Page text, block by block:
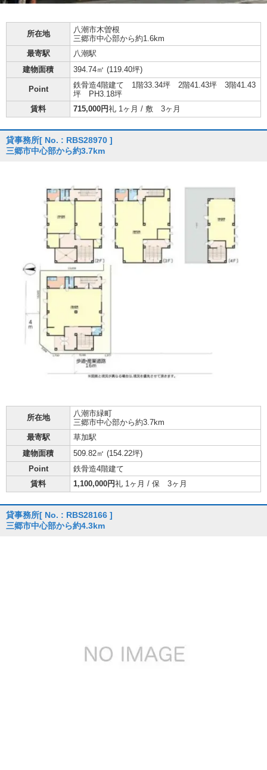
所在地 八潮市木曽根
三郷市中心部から約1.6km
最寄駅
八潮駅
建物面積
394.74㎡ (119.40坪)
Point
鉄骨造4階建て 1階33.34坪 2階41.43坪 3階41.43
坪 PH3.18坪
賃料
715,000円礼 1ヶ月 / 敷 3ヶ月
貸事務所[ No. : RBS28970 ]
三郷市中心部から約3.7km
所在地 八潮市緑町
三郷市中心部から約3.7km
最寄駅
草加駅
建物面積
509.82㎡ (154.22坪)
Point
鉄骨造4階建て
賃料
1,100,000円礼 1ヶ月 / 保 3ヶ月
貸事務所[ No. : RBS28166 ]
三郷市中心部から約4.3km